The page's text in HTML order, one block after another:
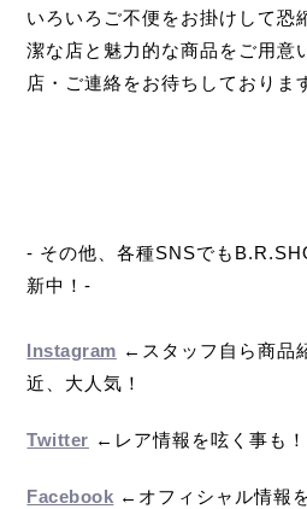
いろいろご不便をお掛けして恐
潔な店と魅力的な商品をご用意
店・ご連絡をお待ちしておりま
- その他、各種SNSでも
新中！-
Instagram ←スタッフ自ら商品
近、大人気！
Twitter ←レア情報を呟く事も！
Facebook ←オフィシャル情報